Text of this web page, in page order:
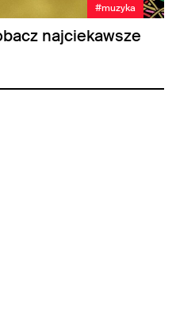
#muzyka
najciekawsze